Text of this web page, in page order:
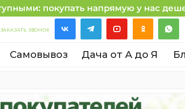
ЗАКАЗАТЬ ЗВОНОК
Самовывоз Дача от А до Я